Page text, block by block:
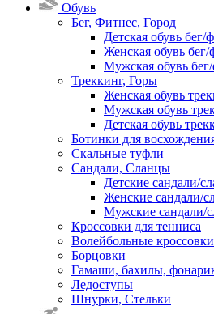
Обувь
Бег, Фитнес, Город
Детская обувь бег/
Женская обувь бег/
Мужская обувь
Треккинг, Горы
Женская обувь
Мужская обувь
Детская обувь
Ботинки для
Скальные туфли
Сандали, Сланцы
Детские сандали/
Женские сандали/
Мужские сандали/
Кроссовки для тенниса
Волейбольные кроссовки
Борцовки
Гамаши, бахилы,
Ледоступы
Шнурки, Стельки